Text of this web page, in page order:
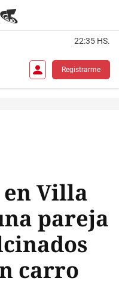
22:35 HS.
Registrarme
Villa
pareja
carro